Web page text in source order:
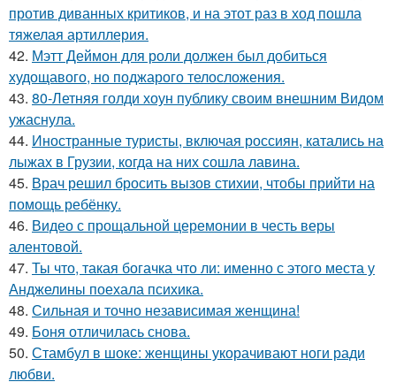
против диванных критиков, и на этот раз в ход пошла
тяжелая артиллерия.
42. Мэтт Деймон для роли должен был добиться
худощавого, но поджарого телосложения.
43. 80-Летняя голди хоун публику своим внешним Видом
ужаснула.
44. Иностранные туристы, включая россиян, катались на
лыжах в Грузии, когда на них сошла лавина.
45. Врач решил бросить вызов стихии, чтобы прийти на
помощь ребёнку.
46. Видео с прощальной церемонии в честь веры
алентовой.
47. Ты что, такая богачка что ли: именно с этого места у
Анджелины поехала психика.
48. Сильная и точно независимая женщина!
49. Боня отличилась снова.
50. Стамбул в шоке: женщины укорачивают ноги ради
любви.